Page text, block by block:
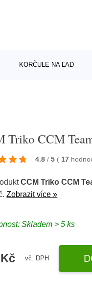
KORČULE NA ĽAD
Triko CCM
4.8 / 5 ( 17
CCM Triko CCM
Zobrazit více »
Skladem > 5 ks
vč. DPH